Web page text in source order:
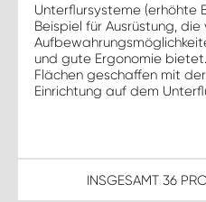
Unterflursysteme (erhöhte
Beispiel für Ausrüstung, die
und gute Ergonomie
Flächen geschaffen mit
Einrichtung auf dem
INSGESAMT 36